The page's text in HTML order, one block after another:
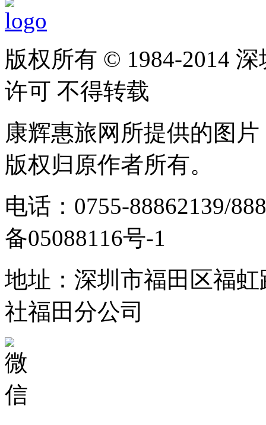
版权所有 © 1984-2014
许可 不得转载
康辉惠旅网所提供的图
版权归原作者所有。
电话：0755-88862139/
备05088116号-1
地址：深圳市福田区福
社福田分公司